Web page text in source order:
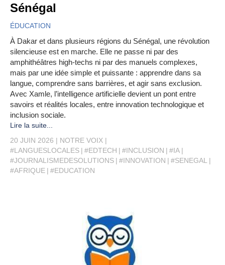
Sénégal
ÉDUCATION
À Dakar et dans plusieurs régions du Sénégal, une révolution
silencieuse est en marche. Elle ne passe ni par des
amphithéâtres high-techs ni par des manuels complexes,
mais par une idée simple et puissante : apprendre dans sa
langue, comprendre sans barrières, et agir sans exclusion.
Avec Xamle, l’intelligence artificielle devient un pont entre
savoirs et réalités locales, entre innovation technologique et
inclusion sociale.
Lire la suite...
20 JUIN 2026
NOTRE VOIX
#LANGUESLOCALES
#EDTECH #INCLUSION
#IA
#JOURNALISMEDESOLUTIONS
#INNOVATION
#SENEGAL
#AFRIQUE
#EDUCATION